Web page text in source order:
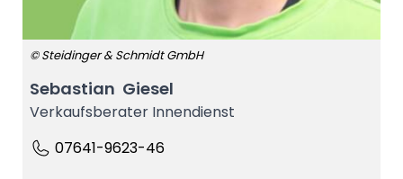
© Steidinger & Schmidt GmbH
Sebastian Giesel
Verkaufsberater Innendienst
07641-9623-46